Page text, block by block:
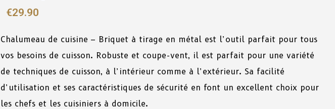
€29.90
Chalumeau de cuisine – Briquet à tirage en métal est l’outil parfait pour tous
vos besoins de cuisson. Robuste et coupe-vent, il est parfait pour une variété
de techniques de cuisson, à l’intérieur comme à l’extérieur. Sa facilité
d’utilisation et ses caractéristiques de sécurité en font un excellent choix pour
les chefs et les cuisiniers à domicile.